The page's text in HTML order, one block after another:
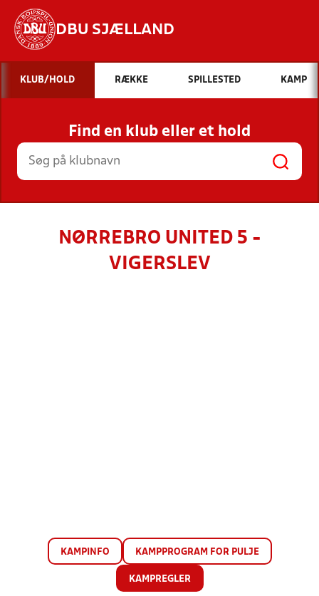
DBU SJÆLLAND
Hvad vil du søge efter?
INDHOLD OG NYHEDER
STILLINGER, RESULTATER, KLUBBER OG
HOLD
KLUB/HOLD RÆKKE SPILLESTED KAMP
Find en klub eller et hold
NØRREBRO UNITED 5 -
VIGERSLEV
KAMPINFO KAMPPROGRAM FOR PULJE
KAMPREGLER